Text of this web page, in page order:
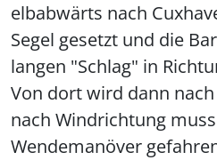
elbabwärts nach
Segel gesetzt und die
langen "Schlag" in
Von dort wird dann nach
nach Windrichtung
Wendemanöver